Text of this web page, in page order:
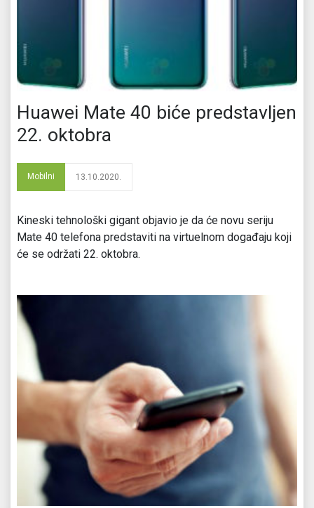
Huawei Mate 40 biće predstavljen
22. oktobra
Mobilni 13.10.2020.
Kineski tehnološki gigant objavio je da će novu seriju
Mate 40 telefona predstaviti na virtuelnom događaju koji
će se održati 22. oktobra.